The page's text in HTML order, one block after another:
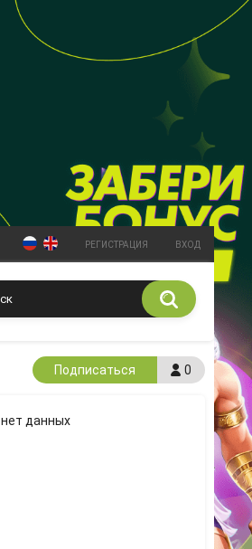
РЕГИСТРАЦИЯ ВХОД
0
Подписаться
нет данных